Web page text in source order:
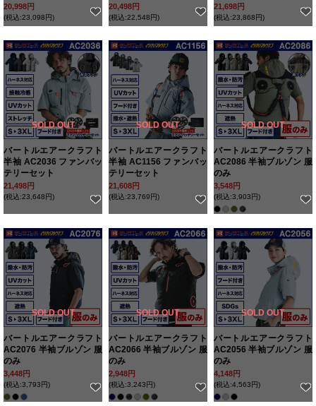
20,998円
(税込:23,098円)
20,498円
(税込:22,548円)
21,698円
(税込:23,868円)
SOLD OUT
バートルエアークラフト
半袖 AC2036 ファンバッ
テリーセット
21,498円
(税込:23,648円)
SOLD OUT
バートルエアークラフト
半袖 AC1156 ファンバッ
テリーセット
21,608円
(税込:23,769円)
SOLD OUT
バートルエアークラフト
AC2086 半袖ブルゾン 服
のみ
3,548円
(税込:3,903円)
SOLD OUT
バートルエアークラフト
AC2076 半袖ブルゾン 服
のみ
3,448円
(税込:3,793円)
SOLD OUT
バートルエアークラフト
AC2066 半袖ブルゾン 服
のみ
2,948円
(税込:3,243円)
SOLD OUT
バートルエアークラフト
AC2056 半袖ブルゾン 服
のみ
4,148円
(税込:4,563円)